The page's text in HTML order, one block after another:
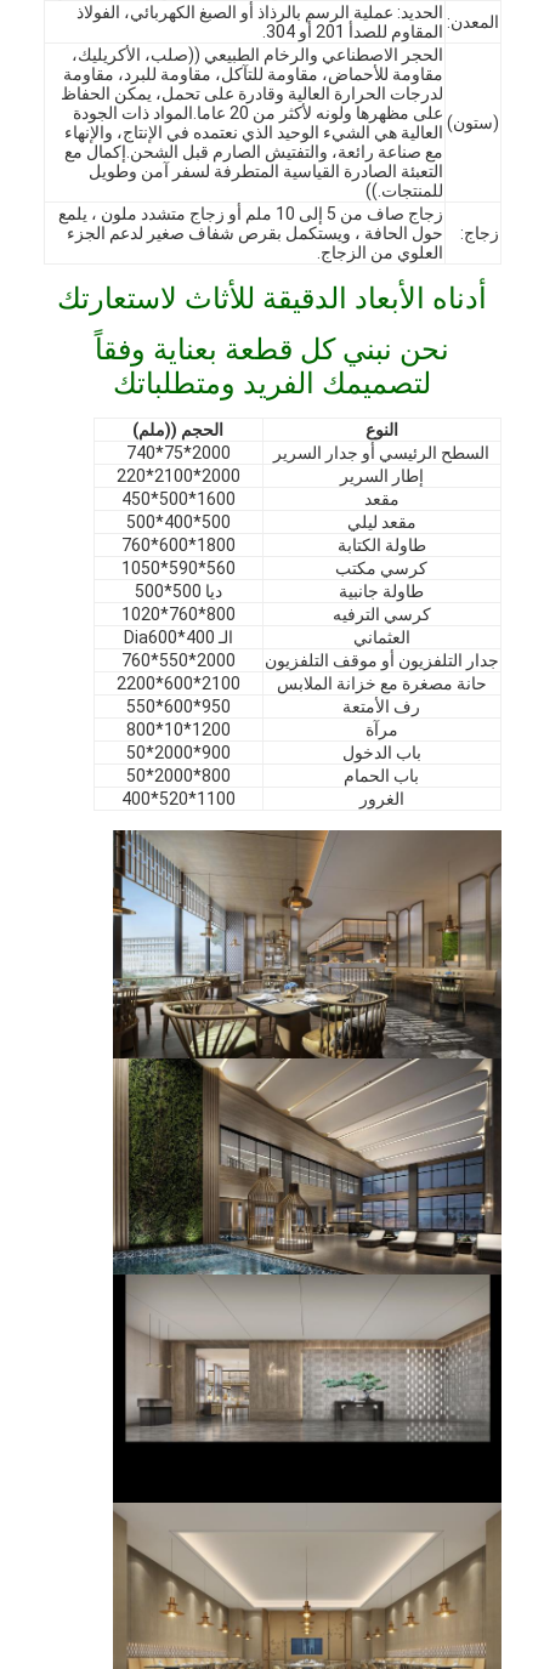
الصفحة الرئيسية
فيديوهات
عرض VR
حولنا
جولة في المصنع
مراقبة الجودة
أخبار
القضايا
الأسئلة الشائعة
نتحدث الآن
أثاث الفندق
أثاث الفيلا
أثاث الشقق
أثاث النادي التجاري
أثاث غرفة الطعام
أثاث المكاتب
المعدن: الحديد: عملية الرسم بالرذاذ أو الصبغ الكهربائي، الفولاذ
المقاوم للصدأ 201 أو 304.
(ستون)
الحجر الاصطناعي والرخام الطبيعي ((صلب، الأكريليك،
مقاومة للأحماض، مقاومة للتآكل، مقاومة للبرد، مقاومة
لدرجات الحرارة العالية وقادرة على تحمل، يمكن الحفاظ
على مظهرها ولونه لأكثر من 20 عاما.المواد ذات الجودة
العالية هي الشيء الوحيد الذي نعتمده في الإنتاج، والإنهاء
مع صناعة رائعة، والتفتيش الصارم قبل الشحن.إكمال مع
التعبئة الصادرة القياسية المتطرفة لسفر آمن وطويل
للمنتجات.))
زجاج:
زجاج صاف من 5 إلى 10 ملم أو زجاج متشدد ملون ، يلمع
حول الحافة ، ويستكمل بقرص شفاف صغير لدعم الجزء
العلوي من الزجاج.
أدناه الأبعاد الدقيقة للأثاث لاستعارتك
نحن نبني كل قطعة بعناية وفقاً
لتصميمك الفريد ومتطلباتك
النوع
الحجم ((ملم)
السطح الرئيسي أو جدار السرير
2000*75*740
إطار السرير
2000*2100*220
مقعد
1600*500*450
مقعد ليلي
500*400*500
طاولة الكتابة
1800*600*760
كرسي مكتب
560*590*1050
طاولة جانبية
ديا 500*500
كرسي الترفيه
800*760*1020
العثماني
الـ Dia600*400
جدار التلفزيون أو موقف التلفزيون
2000*550*760
حانة مصغرة مع خزانة الملابس
2100*600*2200
رف الأمتعة
950*600*550
مرآة
1200*10*800
باب الدخول
900*2000*50
باب الحمام
800*2000*50
الغرور
1100*520*400